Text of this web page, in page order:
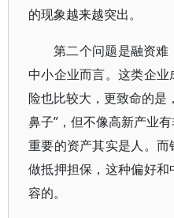
的现象越来越突出。
第二个问题是融资
中小企业而言。这类企
险也比较大，更致命的是
鼻子”，但不像高新产业
重要的资产其实是人。
做抵押担保，这种偏好
容的。